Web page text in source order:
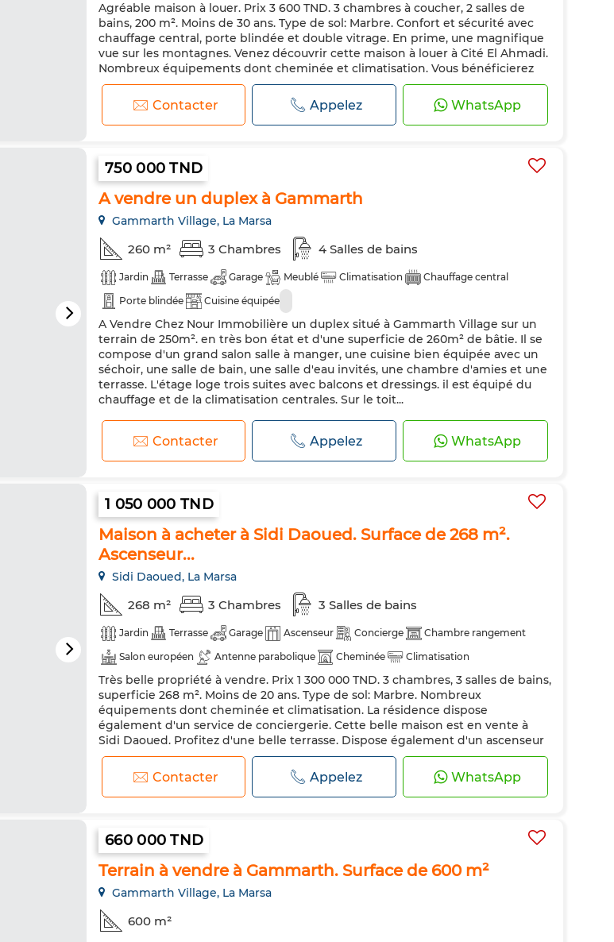
Climatisation
Chauffage central Sécurité Double vitrage
Porte blindée
Cuisine équipée
Animaux domestiques autorisés
Agréable maison à louer. Prix 3 600 TND. 3 chambres à coucher, 2 salles de
bains, 200 m². Moins de 30 ans. Type de sol: Marbre. Confort et sécurité avec
chauffage central, porte blindée et double vitrage. En prime, une magnifique
vue sur les montagnes. Venez découvrir cette maison à louer à Cité El Ahmadi.
Nombreux équipements dont cheminée et climatisation. Vous bénéficierez
d'une terrasse et d'un jardin. Contactez-nous si vous êtes intére...
Contacter Appelez WhatsApp
750 000 TND
A vendre un duplex à Gammarth
Gammarth Village, La Marsa
260 m² 3 Chambres 4 Salles de bains
Jardin Terrasse Garage Meublé Climatisation
Chauffage central
Porte blindée
Cuisine équipée
A Vendre Chez Nour Immobilière un duplex situé à Gammarth Village sur un
terrain de 250m². en très bon état et d'une superficie de 260m² de bâtie. Il se
compose d'un grand salon salle à manger, une cuisine bien équipée avec un
séchoir, une salle de bain, une salle d'eau invités, une chambre d'amies et une
terrasse. L'étage loge trois suites avec balcons et dressings. il est équipé du
chauffage et de la climatisation centrales. Sur le toit...
Contacter Appelez WhatsApp
1 050 000 TND
Maison à acheter à Sidi Daoued. Surface de 268 m².
Ascenseur...
Sidi Daoued, La Marsa
268 m² 3 Chambres 3 Salles de bains
Jardin Terrasse Garage Ascenseur Concierge
Chambre rangement
Salon européen
Antenne parabolique Cheminée
Climatisation
Chauffage central
Sécurité Double vitrage Porte blindée
Cuisine équipée
Four
Très belle propriété à vendre. Prix 1 300 000 TND. 3 chambres, 3 salles de bains,
superficie 268 m². Moins de 20 ans. Type de sol: Marbre. Nombreux
équipements dont cheminée et climatisation. La résidence dispose
également d'un service de conciergerie. Cette belle maison est en vente à
Sidi Daoued. Profitez d'une belle terrasse. Dispose également d'un ascenseur
et d'un garage. Sécurité maximale avec système de surveillance et porte
blindée. Éq...Contacter Appelez WhatsApp
660 000 TND
Terrain à vendre à Gammarth. Surface de 600 m²
Gammarth Village, La Marsa
600 m²